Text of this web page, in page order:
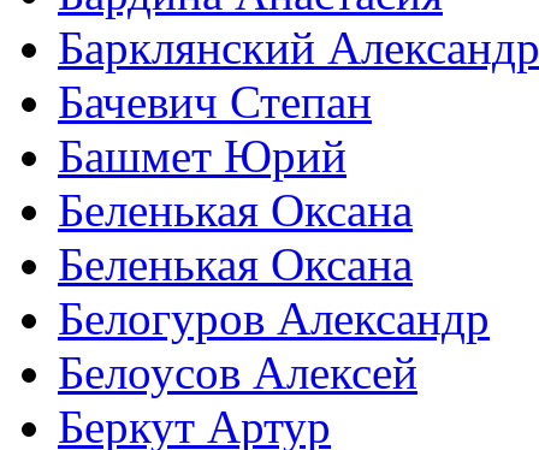
Барклянский Александр
Бачевич Степан
Башмет Юрий
Беленькая Оксана
Беленькая Оксана
Белогуров Александр
Белоусов Алексей
Беркут Артур